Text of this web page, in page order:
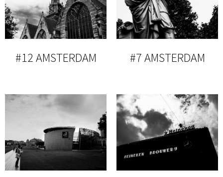
#12 AMSTERDAM #7 AMSTERDAM